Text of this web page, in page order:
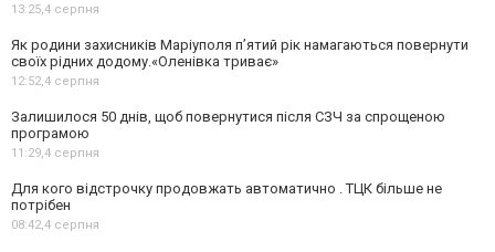
13:25, 4 серпня
Як родини захисників Маріуполя пʼятий рік намагаються повернути
своїх рідних додому.«Оленівка триває»
12:52, 4 серпня
Залишилося 50 днів, щоб повернутися після СЗЧ за спрощеною
програмою
11:29, 4 серпня
Для кого відстрочку продовжать автоматично . ТЦК більше не
потрібен
08:42, 4 серпня